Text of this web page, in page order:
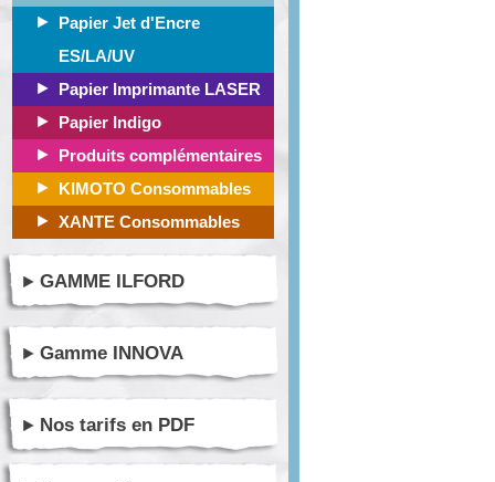
Papier Jet d'Encre
ES/LA/UV
Papier Imprimante LASER
Papier Indigo
Produits complémentaires
KIMOTO Consommables
XANTE Consommables
GAMME ILFORD
Gamme INNOVA
Nos tarifs en PDF